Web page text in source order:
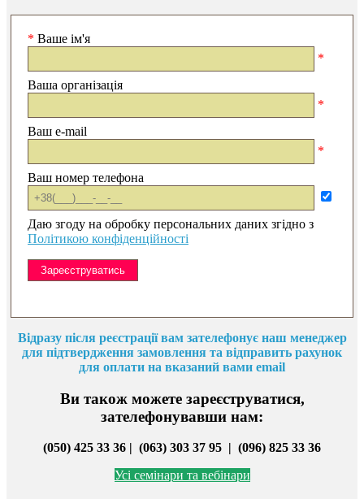
* Ваше ім'я
*
Ваша організація
*
Ваш e-mail
*
Ваш номер телефона
Даю згоду на обробку персональних даних згідно з
Політикою конфіденційності
Відразу після реєстрації вам зателефонує наш менеджер
для підтвердження замовлення та відправить рахунок
для оплати на вказаний вами email
Ви також можете зареєструватися,
зателефонувавши нам:
(050) 425 33 36 | (063) 303 37 95 | (096) 825 33 36
Усі семінари та вебінари